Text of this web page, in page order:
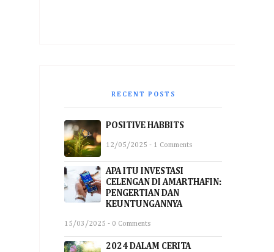
RECENT POSTS
POSITIVE HABBITS
12/05/2025 - 1 Comments
APA ITU INVESTASI
CELENGAN DI AMARTHAFIN:
PENGERTIAN DAN
KEUNTUNGANNYA
15/03/2025 - 0 Comments
2024 DALAM CERITA